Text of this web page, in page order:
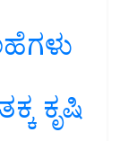
ಕೃಷಿ